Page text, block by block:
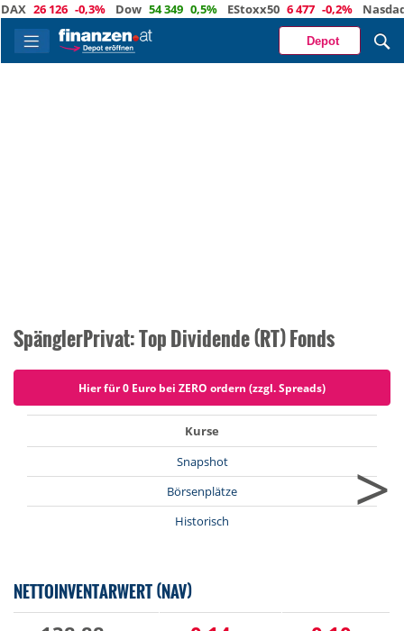
26 126 -0,3% Dow 54 349 0,5% EStoxx50 6 477 -0,2% Nasdaq 29
Depot
SpänglerPrivat: Top Dividende (RT) Fonds
Hier für 0 Euro bei ZERO ordern (zzgl. Spreads)
Kurse
Snapshot
Börsenplätze
Historisch
>
NETTOINVENTARWERT (NAV)